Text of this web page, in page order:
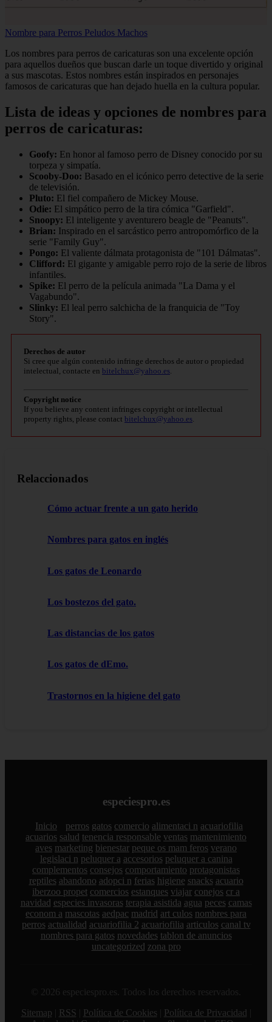
Nombre para Perros Peludos Machos
Los nombres para perros de caricaturas son una excelente opción
para aquellos dueños que buscan darle un toque divertido y original
a sus mascotas. Estos nombres están inspirados en personajes
famosos de caricaturas que han dejado huella en la cultura popular.
Lista de ideas y opciones de nombres para
perros de caricaturas:
Goofy: En honor al famoso perro de Disney conocido por su
torpeza y simpatía.
Scooby-Doo: Basado en el icónico perro detective de la serie
de televisión.
Pluto: El fiel compañero de Mickey Mouse.
Odie: El simpático perro de la tira cómica "Garfield".
Snoopy: El inteligente y aventurero beagle de "Peanuts".
Brian: Inspirado en el sarcástico perro antropomórfico de la
serie "Family Guy".
Pongo: El valiente dálmata protagonista de "101 Dálmatas".
Clifford: El gigante y amigable perro rojo de la serie de libros
infantiles.
Spike: El perro de la película animada "La Dama y el
Vagabundo".
Slinky: El leal perro salchicha de la franquicia de "Toy
Story".
Derechos de autor
Si cree que algún contenido infringe derechos de autor o propiedad
intelectual, contacte en bitelchux@yahoo.es
Copyright notice
If you believe any content infringes copyright or intellectual
property rights, please contact bitelchux@yahoo.es
Relaccionados
Cómo actuar frente a un gato herido
Nombres para gatos en inglés
Los gatos de Leonardo
Los bostezos del gato.
Las distancias de los gatos
Los gatos de dEmo.
Trastornos en la higiene del gato
especiespro.es
Inicio perros gatos comercio alimentaci n acuariofilia
acuarios salud tenencia responsable ventas mantenimiento
aves marketing bienestar peque os mam feros verano
legislaci n peluquer a accesorios peluquer a canina
complementos consejos comportamiento protagonistas
reptiles abandono adopci n ferias higiene snacks acuario
iberzoo propet comercios estanques viajar conejos cr a
navidad especies invasoras terapia asistida agua peces camas
econom a mascotas aedpac madrid art culos nombres para
perros actualidad acuariofilia 2 acuariofilia articulos canal tv
nombres para gatos novedades tablon de anuncios
uncategorized zona pro
© 2026 especiespro.es. Todos los derechos reservados.
Sitemap
RSS Política de Cookies Política de Privacidad